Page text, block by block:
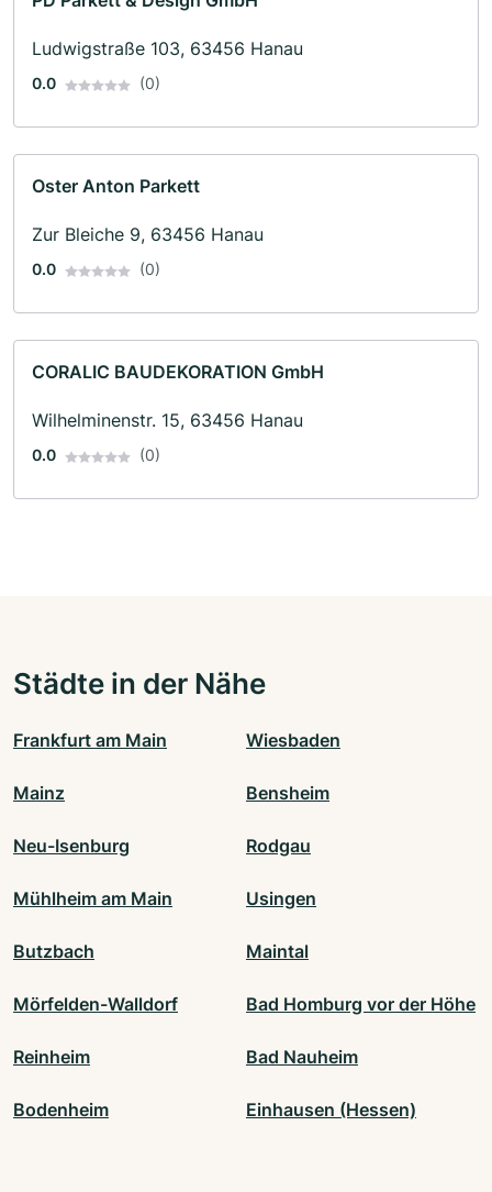
Ludwigstraße 103, 63456 Hanau
0.0 (0)
Oster Anton Parkett
Zur Bleiche 9, 63456 Hanau
0.0 (0)
CORALIC BAUDEKORATION GmbH
Wilhelminenstr. 15, 63456 Hanau
0.0 (0)
Städte in der Nähe
Frankfurt am Main Wiesbaden
Mainz Bensheim
Neu-Isenburg Rodgau
Mühlheim am Main Usingen
Butzbach Maintal
Mörfelden-Walldorf Bad Homburg vor der Höhe
Reinheim Bad Nauheim
Bodenheim Einhausen (Hessen)